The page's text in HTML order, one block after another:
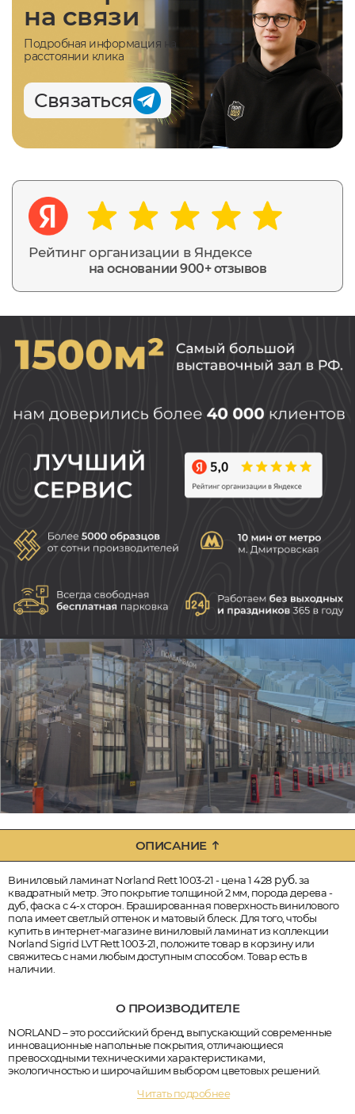
Рейтинг организации в Яндексе
на основании 900+ отзывов
на связи
Подробная информация на
расстоянии клика
Связаться
ОПИСАНИЕ
Виниловый ламинат Norland Rett 1003-21 - цена 1 428руб.за
квадратный метр. Это покрытие толщиной 2 мм, порода дерева -
дуб, фаска с 4-х сторон. Брашированная поверхность винилового
пола имеет светлый оттенок и матовый блеск. Для того, чтобы
купить в интернет-магазине виниловый ламинат из коллекции
Norland Sigrid LVT Rett 1003-21, положите товар в корзину или
свяжитесь с нами любым доступным способом. Товар есть в
наличии.
О ПРОИЗВОДИТЕЛЕ
NORLAND – это российский бренд, выпускающий современные
инновационные напольные покрытия, отличающиеся
превосходными техническими характеристиками,
экологичностью и широчайшим выбором цветовых решений.
Читать подробнее